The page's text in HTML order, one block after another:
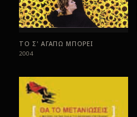
ΤΟ Σ' ΑΓΑΠΩ ΜΠΟΡΕΙ
2004